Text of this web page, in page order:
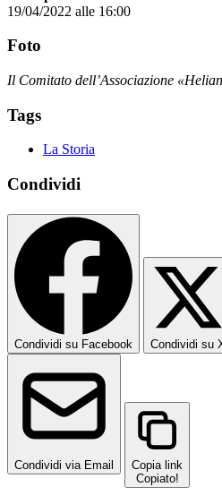
19/04/2022 alle 16:00
Foto
Il Comitato dell’Associazione
Tags
La Storia
Condividi
Condividi su Facebook Condividi su
Condividi via Email
Copia link
Copiato!